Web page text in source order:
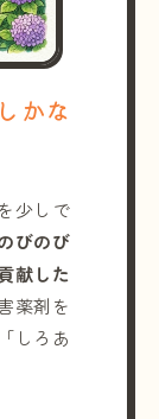
かな
少しで
びのび
献した
薬剤を
しろあ